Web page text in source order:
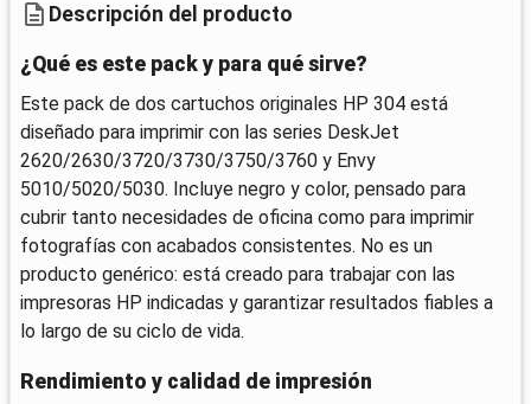
Descripción del producto
¿Qué es este pack y para qué sirve?
Este pack de dos cartuchos originales HP 304 está
diseñado para imprimir con las series DeskJet
2620/2630/3720/3730/3750/3760 y Envy
5010/5020/5030. Incluye negro y color, pensado para
cubrir tanto necesidades de oficina como para imprimir
fotografías con acabados consistentes. No es un
producto genérico: está creado para trabajar con las
impresoras HP indicadas y garantizar resultados fiables a
lo largo de su ciclo de vida.
Rendimiento y calidad de impresión